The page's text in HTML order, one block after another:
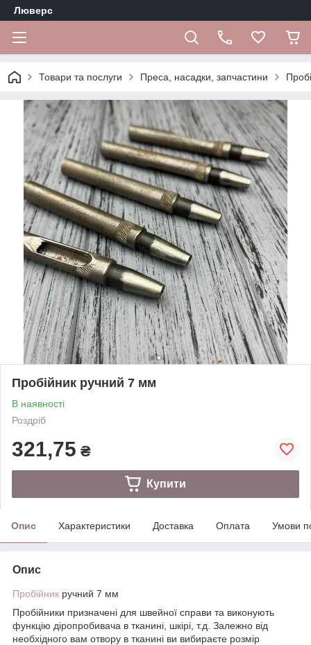
Люверс
Товари та послуги Преса, насадки, запчастини
Пробійник ручний 7 мм
В наявності
Роздріб
321,75 ₴
Купити
Опис Характеристики Доставка Оплата Умови
Опис
Пробійник ручний 7 мм
Пробійники призначені для швейної справи та виконують
функцію діропробивача в тканині, шкірі, т.д. Залежно від
необхідного вам отвору в тканині ви вибираєте розмір